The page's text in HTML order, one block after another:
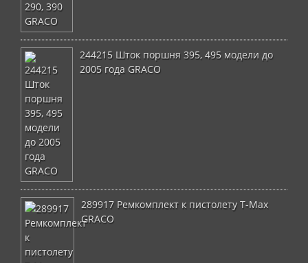
244215 Шток поршня 395, 495 модели до
2005 года GRACO
289917 Ремкомплект к пистолету T-Max
GRACO